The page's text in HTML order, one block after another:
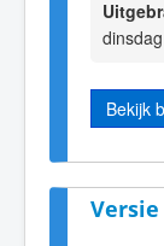
Bekijk
Versie